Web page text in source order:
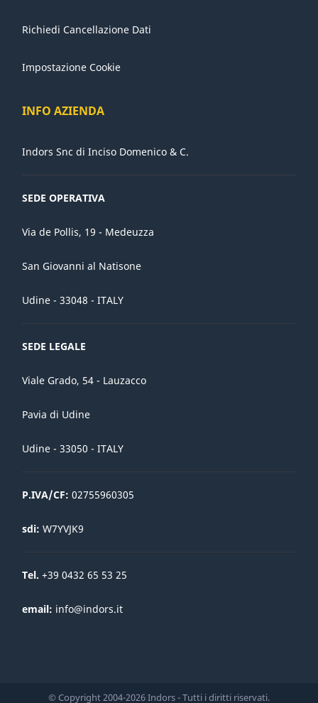
Richiedi Cancellazione Dati
Impostazione Cookie
INFO AZIENDA
Indors Snc di Inciso Domenico & C.
SEDE OPERATIVA
Via de Pollis, 19 - Medeuzza
San Giovanni al Natisone
Udine - 33048 - ITALY
SEDE LEGALE
Viale Grado, 54 - Lauzacco
Pavia di Udine
Udine - 33050 - ITALY
P.IVA/CF: 02755960305
sdi: W7YVJK9
Tel. +39 0432 65 53 25
email: info@indors.it
© Copyright 2004-2026 Indors - Tutti i diritti riservati.